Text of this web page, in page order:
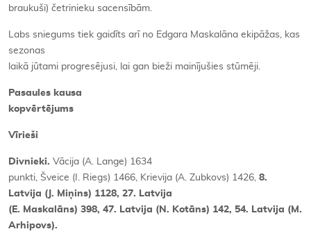
braukuši) četrinieku sacensībām.
Labs sniegums tiek gaidīts arī no Edgara Maskalāna ekipāžas, kas
sezonas
laikā jūtami progresējusi, lai gan bieži mainījušies stūmēji.
Pasaules kausa
kopvērtējums
Vīrieši
Divnieki. Vācija (A. Lange) 1634
punkti, Šveice (I. Riegs) 1466, Krievija (A. Zubkovs) 1426, 8.
Latvija (J. Miņins) 1128, 27. Latvija
(E. Maskalāns) 398, 47. Latvija (N. Kotāns) 142, 54. Latvija (M.
Arhipovs).